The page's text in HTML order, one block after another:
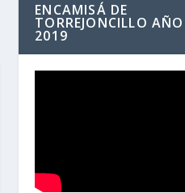
ENCAMISÁ DE
TORREJONCILLO AÑO
2019